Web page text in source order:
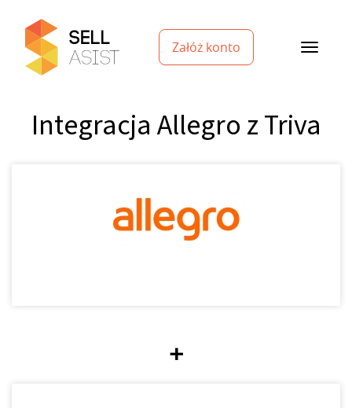
Załóż konto
Integracja Allegro z Triva
+